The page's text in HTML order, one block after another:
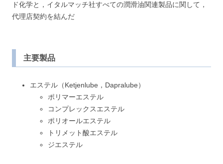
ド化学と，イタルマッチ社すべての潤滑油関連製品に関して，
代理店契約を結んだ
主要製品
エステル（Ketjenlube，Dapralube）
ポリマーエステル
コンプレックスエステル
ポリオールエステル
トリメット酸エステル
ジエステル